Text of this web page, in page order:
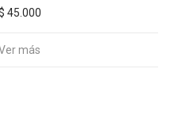
45.000
más